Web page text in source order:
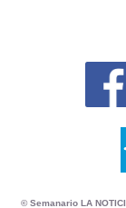
© Semanario LA